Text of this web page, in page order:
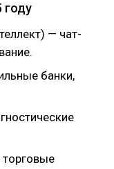
году
— чат-
банки,